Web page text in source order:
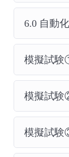
6.0 自動
模擬試験
模擬試験
模擬試験